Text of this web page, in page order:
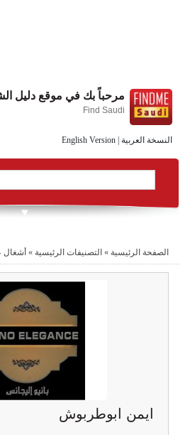
النسخة العربية English Version
مرحباً بك في موقع دليل
Find Saudi
الصفحة الرئيسية » التصنيفات الرئيسية » أشغال
ايمن ابوطربوش